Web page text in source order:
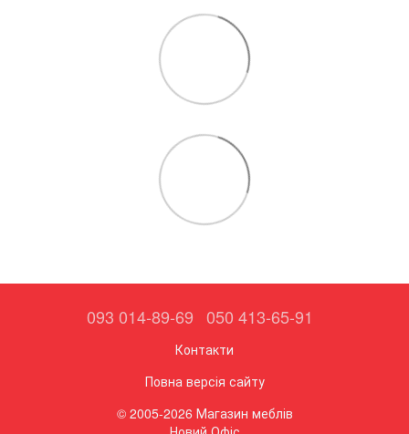
093 014-89-69 050 413-65-91
Контакти
Повна версія сайту
© 2005-2026 Магазин меблів